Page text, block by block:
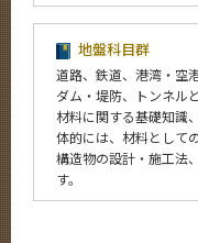
地盤科目群
道路、鉄道、港湾・空
ダム・堤防、トンネル
材料に関する基礎知識
体的には、材料として
構造物の設計・施工法
す。